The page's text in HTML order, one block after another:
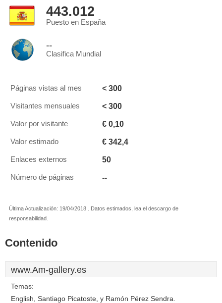
443.012
Puesto en España
--
Clasifica Mundial
Páginas vistas al mes < 300
Visitantes mensuales < 300
Valor por visitante € 0,10
Valor estimado € 342,4
Enlaces externos 50
Número de páginas --
Última Actualización: 19/04/2018 . Datos estimados, lea el descargo de
responsabilidad.
Contenido
www.Am-gallery.es
Temas:
English, Santiago Picatoste, y Ramón Pérez Sendra.